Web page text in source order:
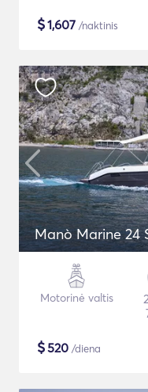
$1,607 /naktinis
Manò Marine 24
Motorinė valtis
$520 /diena